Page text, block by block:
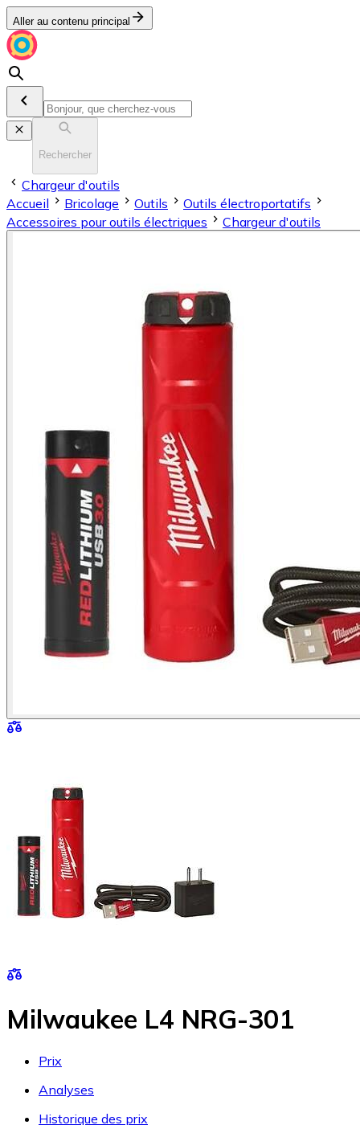
Aller au contenu principal
Rechercher
Chargeur d'outils
Accueil
Bricolage Outils
Outils électroportatifs
Accessoires pour outils électriques
Chargeur d'outils
Milwaukee L4 NRG-301
Prix
Analyses
Historique des prix